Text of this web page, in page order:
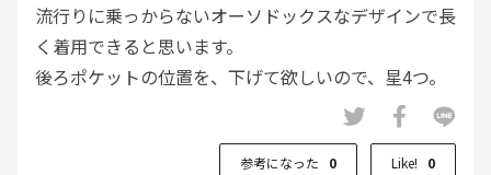
流行りに乗っからないオーソドックスなデザインで長
く着用できると思います。
後ろポケットの位置を、下げて欲しいので、星4つ。
参考になった 0 Like! 0